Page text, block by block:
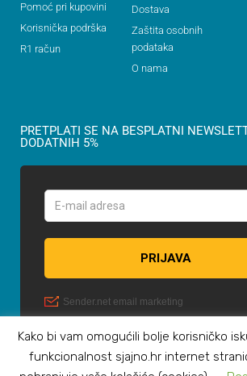
Pomoć pri kupovini
Korisnička podrška
R1 račun
Dostava
Zaštita osobnih
podataka
O nama
PRETPLATI SE NA BESPLATNI
DODATNIH 5%
Kako bi vam omogućili bolje korisničko
funkcionalnost sjajno.hr internet